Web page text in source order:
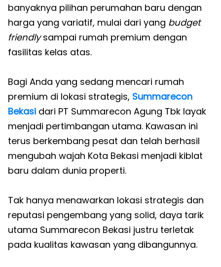
banyaknya pilihan perumahan baru dengan
harga yang variatif, mulai dari yang budget
friendlysampai rumah premium dengan
fasilitas kelas atas.
Bagi Anda yang sedang mencari rumah
premium di lokasi strategis, Summarecon
Bekasi dari PT Summarecon Agung Tbk layak
menjadi pertimbangan utama. Kawasan ini
terus berkembang pesat dan telah berhasil
mengubah wajah Kota Bekasi menjadi kiblat
baru dalam dunia properti.
Tak hanya menawarkan lokasi strategis dan
reputasi pengembang yang solid, daya tarik
utama Summarecon Bekasi justru terletak
pada kualitas kawasan yang dibangunnya.